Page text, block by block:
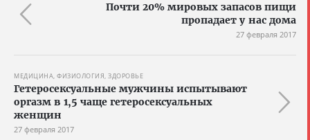
Почти 20% мировых запасов пищи
пропадает у нас дома
27 февраля 2017
МЕДИЦИНА, ФИЗИОЛОГИЯ, ЗДОРОВЬЕ
Гетеросексуальные мужчины испытывают
оргазм в 1,5 чаще гетеросексуальных
женщин
27 февраля 2017